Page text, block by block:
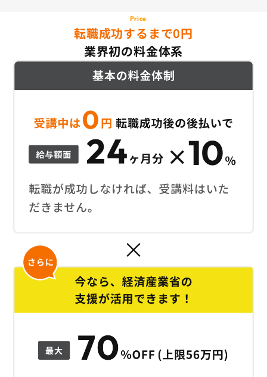
Price
転職成功するまで0円
業界初の料金体系